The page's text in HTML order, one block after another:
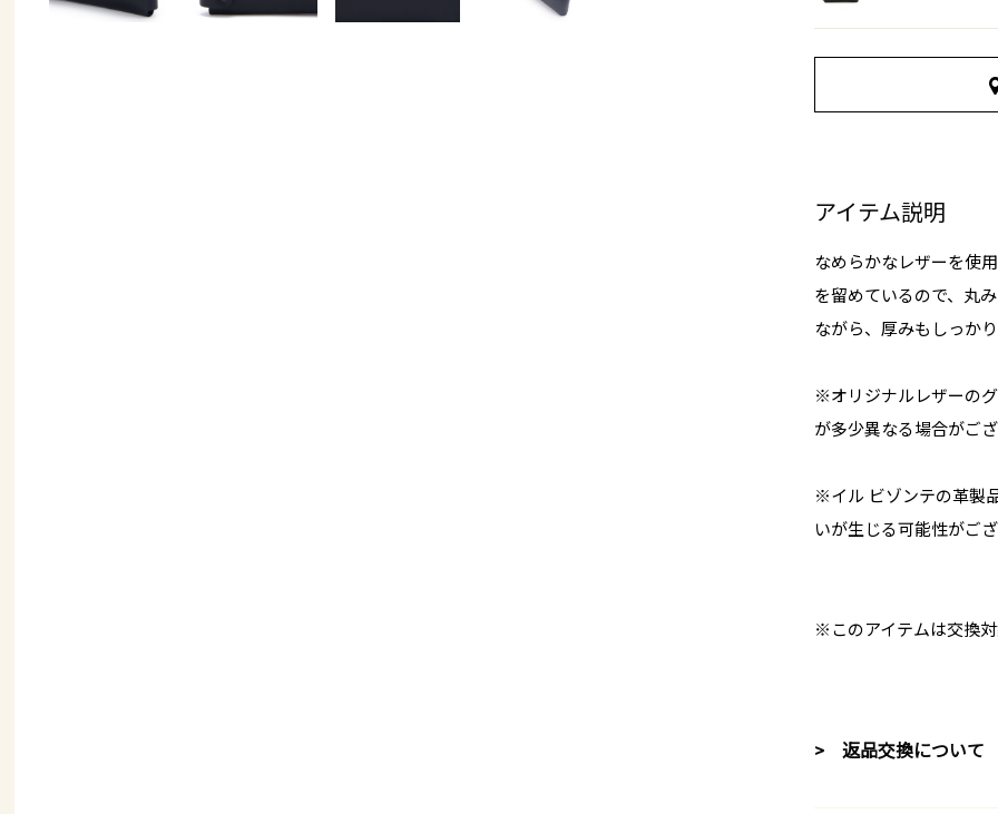
アイテム説明
なめらかなレザーを使
を留めているので、丸
ながら、厚みもしっか
※オリジナルレザーの
が多少異なる場合がご
※イル ビゾンテの革製
いが生じる可能性がご
※このアイテムは交換
> 返品交換について